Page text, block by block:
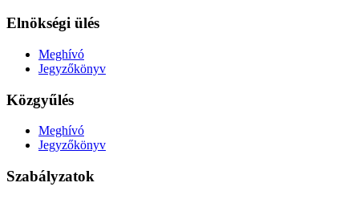
Elnökségi ülés
Meghívó
Jegyzőkönyv
Közgyűlés
Meghívó
Jegyzőkönyv
Szabályzatok